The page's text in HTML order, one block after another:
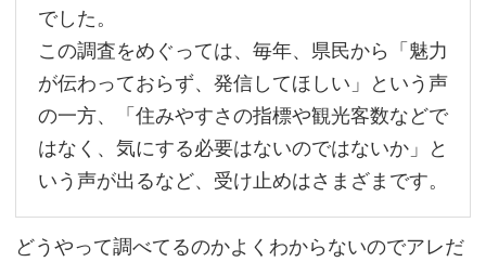
でした。
この調査をめぐっては、毎年、県民から「魅力
が伝わっておらず、発信してほしい」という声
の一方、「住みやすさの指標や観光客数などで
はなく、気にする必要はないのではないか」と
いう声が出るなど、受け止めはさまざまです。
どうやって調べてるのかよくわからないのでアレだ